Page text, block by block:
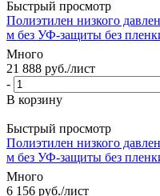
Быстрый просмотр
Полиэтилен низкого
м без УФ-защиты без
Много
21 888 руб./лист
-
В корзину
Быстрый просмотр
Полиэтилен низкого
м без УФ-защиты без
Много
6 156 руб./лист